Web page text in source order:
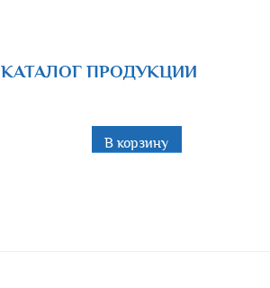
КАТАЛОГ ПРОДУКЦИИ